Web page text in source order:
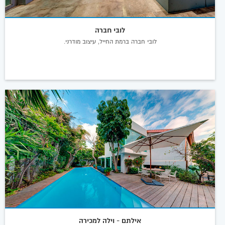
לובי חברה
לובי חברה ברמת החייל, עיצוב מודרני.
אילתם - וילה למכירה